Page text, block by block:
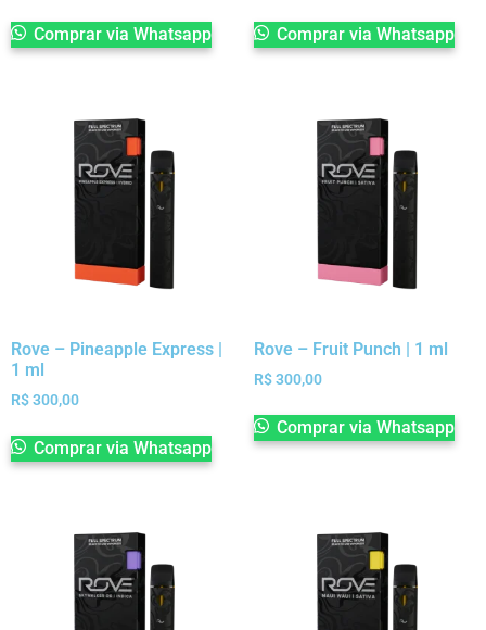
Comprar via Whatsapp Comprar via Whatsapp
Rove – Pineapple Express |
1 ml
R$300,00
Comprar via Whatsapp
Rove – Fruit Punch | 1 ml
R$300,00
Comprar via Whatsapp